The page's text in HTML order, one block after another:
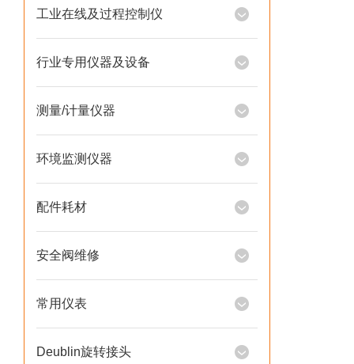
工业在线及过程控制仪
行业专用仪器及设备
测量/计量仪器
环境监测仪器
配件耗材
安全阀维修
常用仪表
Deublin旋转接头